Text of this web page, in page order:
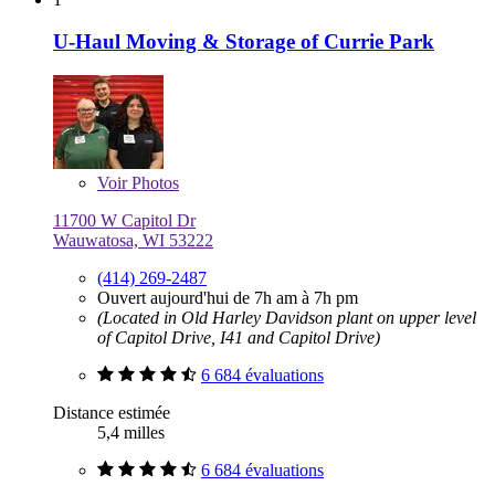
U-Haul Moving & Storage of Currie Park
VoirPhotos
11700 W Capitol Dr
Wauwatosa, WI 53222
(414) 269-2487
Ouvert aujourd'hui de 7h am à 7h pm
(Located in Old Harley Davidson plant on upper level
of Capitol Drive, I41 and Capitol Drive)
6 684 évaluations
Distance estimée
5,4 milles
6 684 évaluations